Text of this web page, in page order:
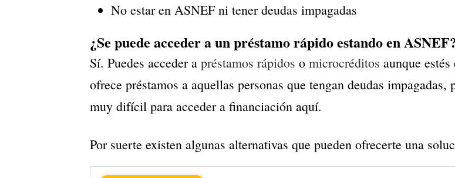
No estar en ASNEF ni tener deudas impagadas
¿Se puede acceder a un préstamo rápido estando en
Sí. Puedes acceder a préstamos rápidos o microcréditos aunque
ofrece préstamos a aquellas personas que tengan deudas impagadas,
muy difícil para acceder a financiación aquí.
Por suerte existen algunas alternativas que pueden ofrecerte una